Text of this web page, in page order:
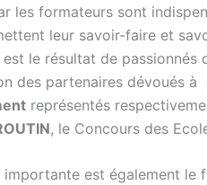
les formateurs sont
leur savoir-faire et
le résultat de
des partenaires dévoués à
représentés
, le Concours des
importante est également le